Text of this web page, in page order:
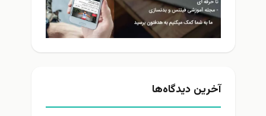
آخرین دیدگاه‌ها